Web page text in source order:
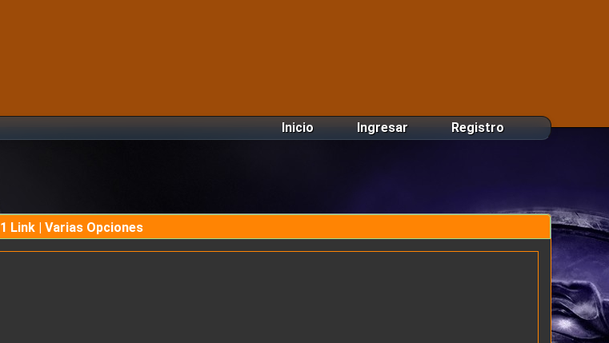
Inicio Ingresar Registro
1 Link | Varias Opciones